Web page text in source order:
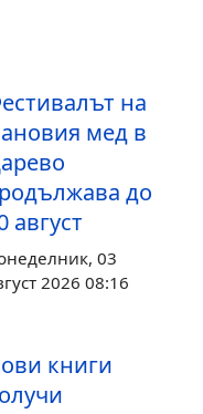
на
мед в
до
август
03
2026 08:16
книги